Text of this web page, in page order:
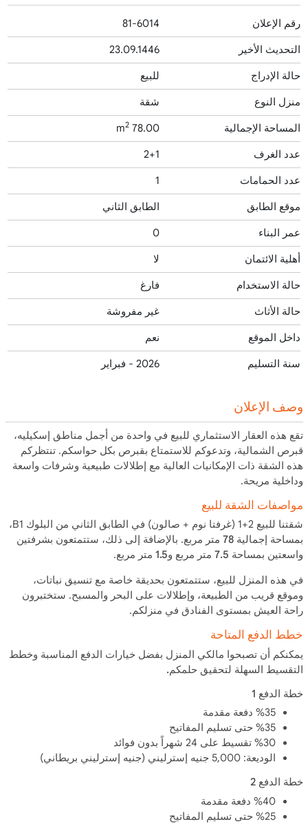
رقم الإعلان 81-6014
التحديث الأخير 23.09.1446
حالة الإدراج للبيع
منزل النوع شقة
المساحة الإجمالية 78.00 m
2
عدد الغرف 2+1
عدد الحمامات 1
موقع الطابق الطابق الثاني
عمر البناء 0
أهلية الائتمان لا
حالة الاستخدام فارغ
حالة الأثاث غير مفروشة
داخل الموقع نعم
سنة التسليم 2026 - فبراير
وصف الإعلان
تقع هذه العقار الاستثماري للبيعفي واحدة من أجمل مناطق إسكيليه،
قبرص الشمالية، وتدعوكم للاستمتاع بقبرص بكل حواسكم. تنتظركم
هذه الشقة ذات الإمكانيات العالية مع إطلالات طبيعية وشرفات واسعة
وداخلية مريحة.
مواصفات الشقة للبيع
شقتنا للبيع 2+1 (غرفتا نوم + صالون) في الطابق الثاني من البلوك B1،
بمساحة إجمالية 78 متر مربع
. بالإضافة إلى ذلك، ستتمتعون بشرفتين
واسعتين بمساحة 7.5 متر مربع و1.5 متر مربع .
في هذه المنزل للبيع، ستتمتعون بحديقة خاصة مع تنسيق نباتات،
وموقع قريب من الطبيعة، وإطلالات على البحر والمسبح. ستختبرون
راحة العيش بمستوى الفنادق في منزلكم.
خطط الدفع المتاحة
يمكنكم أن تصبحوا مالكي المنزل بفضل خيارات الدفع المناسبة وخطط
التقسيط السهلة لتحقيق حلمكم.
خطة الدفع 1
%35 دفعة مقدمة
%35 حتى تسليم المفاتيح
%30 تقسيط على 24 شهراً بدون فوائد
الوديعة: 5,000 جنيه إسترليني (جنيه إسترليني بريطاني)
خطة الدفع 2
%40 دفعة مقدمة
%25 حتى تسليم المفاتيح